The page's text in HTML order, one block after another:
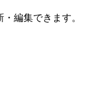
編集できます。